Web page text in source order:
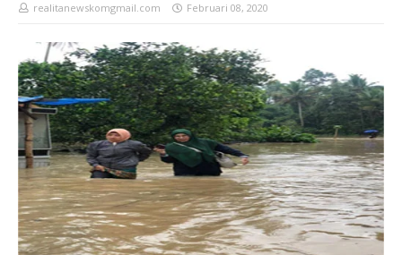
realitanewskomgmail.com Februari 08, 2020